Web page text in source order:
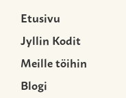
Etusivu
Jyllin Kodit
Meille töihin
Blogi